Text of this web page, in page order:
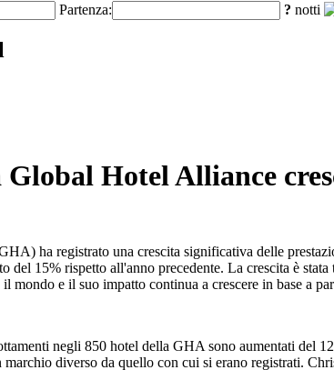
Partenza: ? notti
Hotel Alliance
ha registrato una crescita significativa delle
del 15% rispetto all'anno precedente. La crescita è
e il suo impatto continua a crescere in base a
negli 850 hotel della GHA sono aumentati del
marchio diverso da quello con cui si erano registrati.